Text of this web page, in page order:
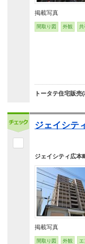
掲載写真
間取り図 外観 共
トータテ住宅販売
ジェイシテ
ジェイシティ広本
掲載写真
間取り図 外観 エ